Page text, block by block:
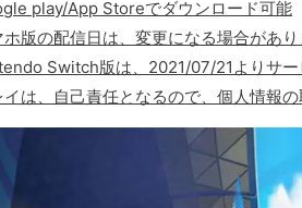
play/App Storeでダウンロード可能
ホ版の配信日は、変更になる場合があり
Switch版は、2021/07/21よりサー
イは、自己責任となるので、個人情報